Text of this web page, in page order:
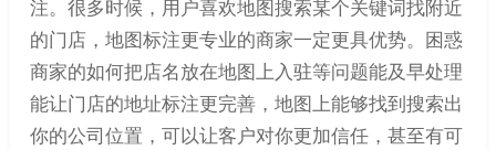
注。很多时候，用户喜欢地图搜索某个关键词找附近
的门店，地图标注更专业的商家一定更具优势。困惑
商家的如何把店名放在地图上入驻等问题能及早处理
能让门店的地址标注更完善，地图上能够找到搜索出
你的公司位置，可以让客户对你更加信任，甚至有可